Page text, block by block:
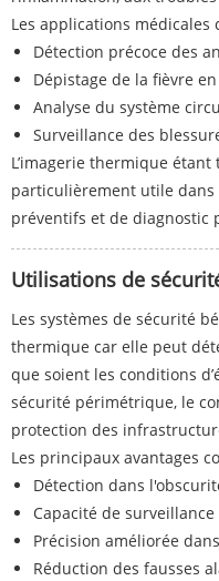
Les applications
Détection précoce des
Dépistage de la fièvre
Analyse du système
Surveillance des
L’imagerie thermique
particulièrement utile dans
préventifs et de diagnostic
Utilisations de
Les systèmes de sécurité
thermique car elle peut
que soient les conditions
sécurité périmétrique, le
protection des
Les principaux avantages
Détection dans
Capacité de
Précision améliorée
Réduction des fausses